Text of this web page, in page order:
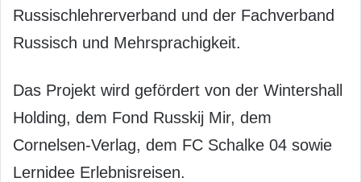
Russischlehrerverband und der Fachverband
Russisch und Mehrsprachigkeit.
Das Projekt wird gefördert von der Wintershall
Holding, dem Fond Russkij Mir, dem
Cornelsen-Verlag, dem FC Schalke 04 sowie
Lernidee Erlebnisreisen.